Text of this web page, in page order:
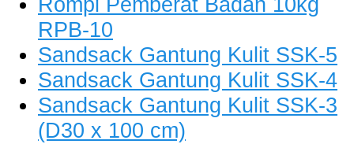
RPB-10
Sandsack Gantung Kulit SSK-5
Sandsack Gantung Kulit SSK-4
Sandsack Gantung Kulit SSK-3
(D30 x 100 cm)